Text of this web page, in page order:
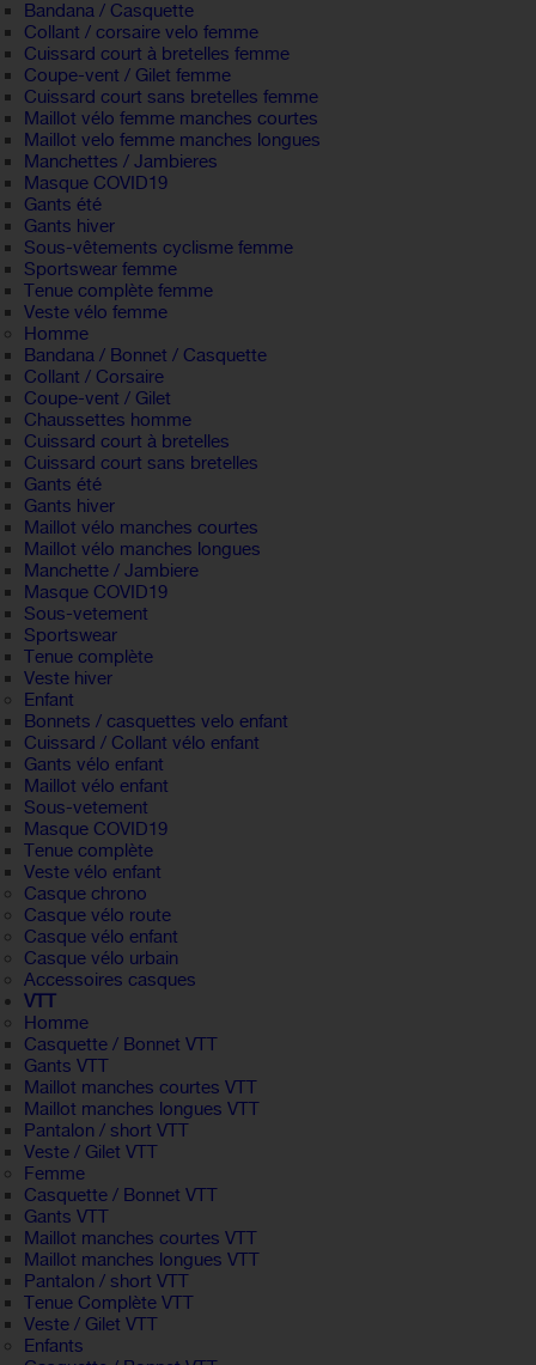
Bandana / Casquette
Collant / corsaire velo femme
Cuissard court à bretelles femme
Coupe-vent / Gilet femme
Cuissard court sans bretelles femme
Maillot vélo femme manches courtes
Maillot velo femme manches longues
Manchettes / Jambieres
Masque COVID19
Gants été
Gants hiver
Sous-vêtements cyclisme femme
Sportswear femme
Tenue complète femme
Veste vélo femme
Homme
Bandana / Bonnet / Casquette
Collant / Corsaire
Coupe-vent / Gilet
Chaussettes homme
Cuissard court à bretelles
Cuissard court sans bretelles
Gants été
Gants hiver
Maillot vélo manches courtes
Maillot vélo manches longues
Manchette / Jambiere
Masque COVID19
Sous-vetement
Sportswear
Tenue complète
Veste hiver
Enfant
Bonnets / casquettes velo enfant
Cuissard / Collant vélo enfant
Gants vélo enfant
Maillot vélo enfant
Sous-vetement
Masque COVID19
Tenue complète
Veste vélo enfant
Casque chrono
Casque vélo route
Casque vélo enfant
Casque vélo urbain
Accessoires casques
VTT
Homme
Casquette / Bonnet VTT
Gants VTT
Maillot manches courtes VTT
Maillot manches longues VTT
Pantalon / short VTT
Veste / Gilet VTT
Femme
Casquette / Bonnet VTT
Gants VTT
Maillot manches courtes VTT
Maillot manches longues VTT
Pantalon / short VTT
Tenue Complète VTT
Veste / Gilet VTT
Enfants